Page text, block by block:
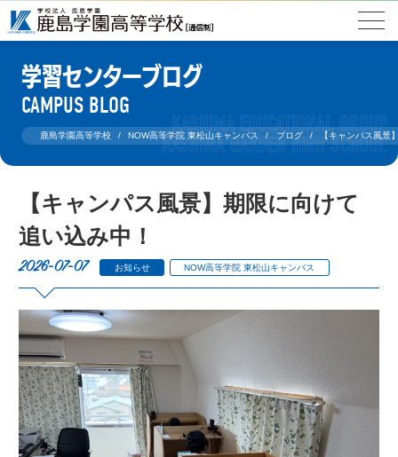
学習センターブログ
CAMPUS BLOG
鹿島学園高等学校 NOW高等学院 東松山キャンパス ブログ 【キャンパス風景
【キャンパス風景】期限に向けて
追い込み中！
2026-07-07 お知らせ NOW高等学院 東松山キャンパス